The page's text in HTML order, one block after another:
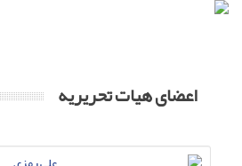
اعضای هیات تحریریه